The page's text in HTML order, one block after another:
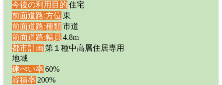
今後の利用目的 住宅
前面道路:方位 東
前面道路:種類 市道
前面道路:幅員 4.8m
都市計画 第１種中高層住居専用
地域
建ぺい率60%
容積率200%